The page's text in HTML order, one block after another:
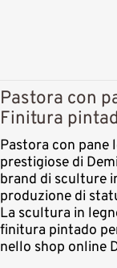
Pastora con
Finitura
Pastora con pane
prestigiose di
brand di sculture
produzione di
La scultura in
finitura pintado
nello shop online